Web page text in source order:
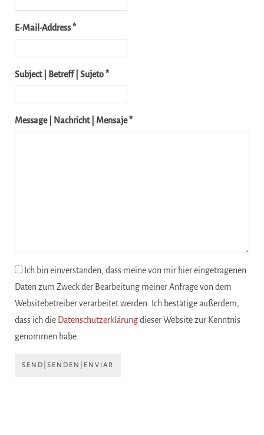
E-Mail-Address *
Subject | Betreff | Sujeto *
Message | Nachricht | Mensaje *
Ich bin einverstanden, dass meine von mir hier eingetragenen
Daten zum Zweck der Bearbeitung meiner Anfrage von dem
Websitebetreiber verarbeitet werden. Ich bestätige außerdem,
dass ich die Datenschutzerklärungdieser Website zur Kenntnis
genommen habe.
SEND|SENDEN|ENVIAR